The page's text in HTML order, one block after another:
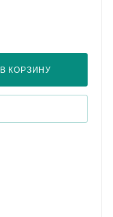
В КОРЗИНУ